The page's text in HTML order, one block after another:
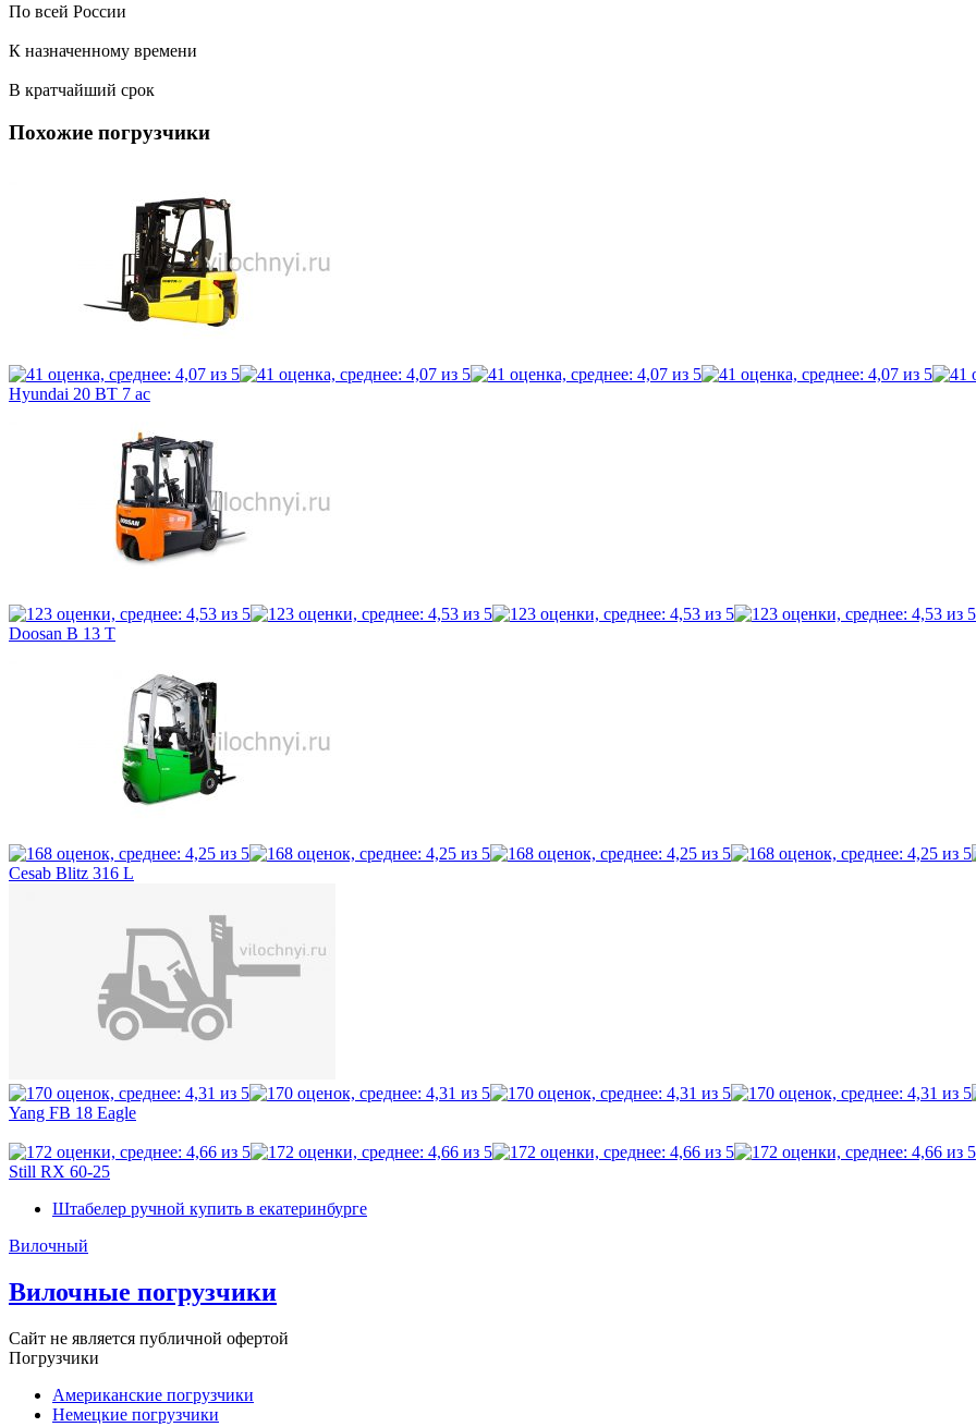
По всей России
К назначенному времени
В кратчайший срок
Похожие погрузчики
Hyundai 20 BT 7 ac
Doosan B 13 T
Cesab Blitz 316 L
Yang FB 18 Eagle
Still RX 60-25
Штабелер ручной купить в екатеринбурге
Вилочный
Вилочные погрузчики
Сайт не является публичной офертой
Погрузчики
Американские погрузчики
Немецкие погрузчики